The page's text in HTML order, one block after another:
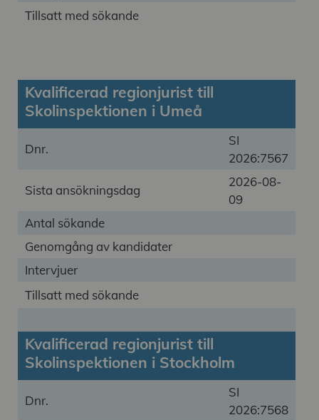
Tillsatt med sökande
Kvalificerad regionjurist till
Skolinspektionen i Umeå
Dnr.
SI
2026:7567
Sista ansökningsdag
2026-08-
09
Antal sökande
Genomgång av kandidater
Intervjuer
Tillsatt med sökande
Kvalificerad regionjurist till
Skolinspektionen i Stockholm
Dnr.
SI
2026:7568